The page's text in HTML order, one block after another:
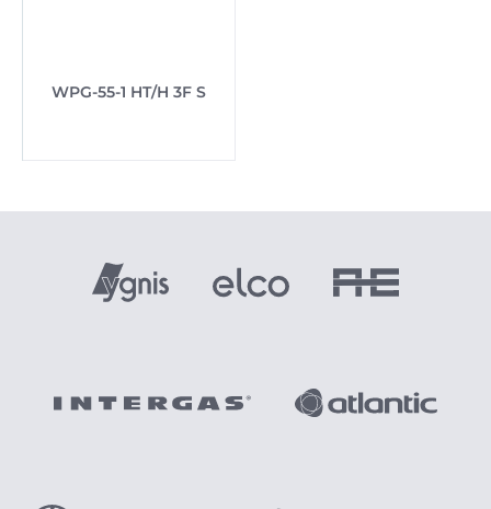
WPG-55-1 HT/H 3F S